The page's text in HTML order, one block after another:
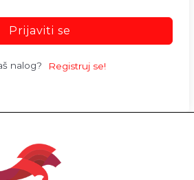
Prijaviti se
nalog? Registruj se!